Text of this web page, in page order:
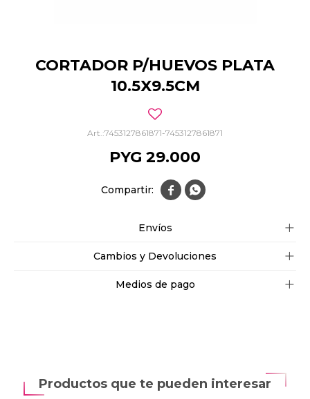
CORTADOR P/HUEVOS PLATA
10.5X9.5CM
7453127861871-7453127861871
PYG 29.000
 
Envíos
Cambios y Devoluciones
Medios de pago
Productos que te pueden interesar